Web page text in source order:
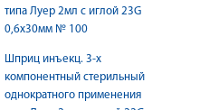
типа Луер 2мл с иглой 23G
0,6х30мм № 100
Шприц инъекц. 3-х
компонентный стерильный
однократного применения